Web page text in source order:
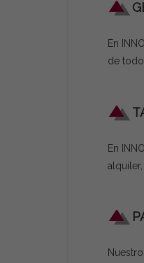
En
de
En